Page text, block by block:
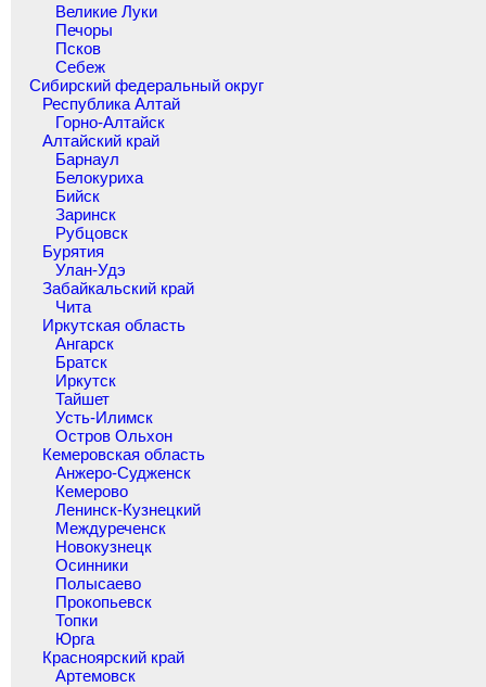
Великие Луки
Печоры
Псков
Себеж
Сибирский федеральный округ
Республика Алтай
Горно-Алтайск
Алтайский край
Барнаул
Белокуриха
Бийск
Заринск
Рубцовск
Бурятия
Улан-Удэ
Забайкальский край
Чита
Иркутская область
Ангарск
Братск
Иркутск
Тайшет
Усть-Илимск
Остров Ольхон
Кемеровская область
Анжеро-Судженск
Кемерово
Ленинск-Кузнецкий
Междуреченск
Новокузнецк
Осинники
Полысаево
Прокопьевск
Топки
Юрга
Красноярский край
Артемовск